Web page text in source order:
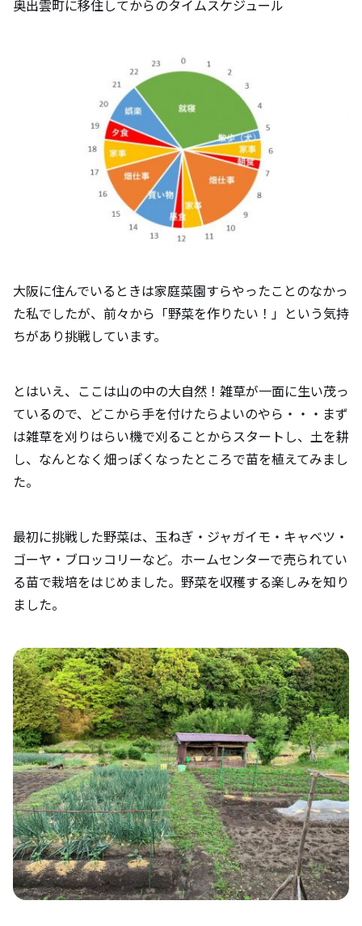
奥出雲町に移住してからのタイムスケジュール
大阪に住んでいるときは家庭菜園すらやったことのなかっ
た私でしたが、前々から「野菜を作りたい！」という気持
ちがあり挑戦しています。
とはいえ、ここは山の中の大自然！雑草が一面に生い茂っ
ているので、どこから手を付けたらよいのやら・・・まず
は雑草を刈りはらい機で刈ることからスタートし、土を耕
し、なんとなく畑っぽくなったところで苗を植えてみまし
た。
最初に挑戦した野菜は、玉ねぎ・ジャガイモ・キャベツ・
ゴーヤ・ブロッコリーなど。ホームセンターで売られてい
る苗で栽培をはじめました。野菜を収穫する楽しみを知り
ました。